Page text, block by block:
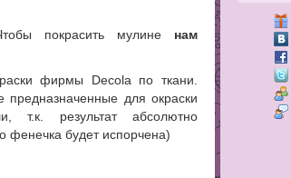
покрасить мулине нам
фирмы Decola по ткани.
предназначенные для окраски
т.к. результат абсолютно
фенечка будет испорчена)